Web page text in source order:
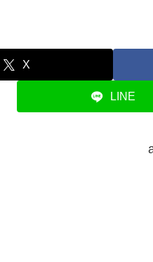
X
LINE